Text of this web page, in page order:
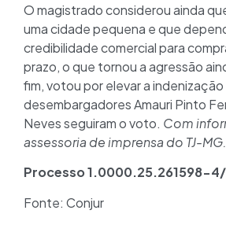
O magistrado considerou ainda
uma cidade pequena e que
credibilidade comercial para
prazo, o que tornou a agressão
fim, votou por elevar a indenização
desembargadores Amauri Pinto
Neves seguiram o voto. Com
assessoria de imprensa do TJ-MG.
Processo 1.0000.25.261598-
Fonte: Conjur